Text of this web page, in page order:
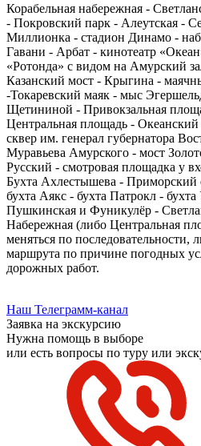
Корабельная набережная -
- Покровский парк - Алеутская -
Миллионка - стадион Динамо -
Гавани - Арбат - кинотеатр
«Ротонда» с видом на Амурский
Казанский мост - Крыгина -
-Токаревский маяк - мыс
Щетининой - Привокзальная
Центральная площадь -
сквер им. генерал губернатора
Муравьева Амурского - мост
Русский - смотровая площадка у
Бухта Ахлестышева - Приморский
бухта Аякс - бухта Патрокл -
Пушкинская и Фуникулёр -
Набережная (либо Центральная
меняться по последовательности,
маршрута по причине погодных
дорожных работ.
Наш Телеграмм-канал
Заявка на экскурсию
Нужна помощь в выборе
или есть вопросы по туру или